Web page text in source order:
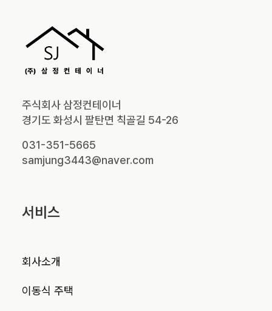
주식회사 삼정컨테이너
경기도 화성시 팔탄면 칙골길 54-26
031-351-5665
samjung3443@naver.com
서비스
회사소개
이동식 주택